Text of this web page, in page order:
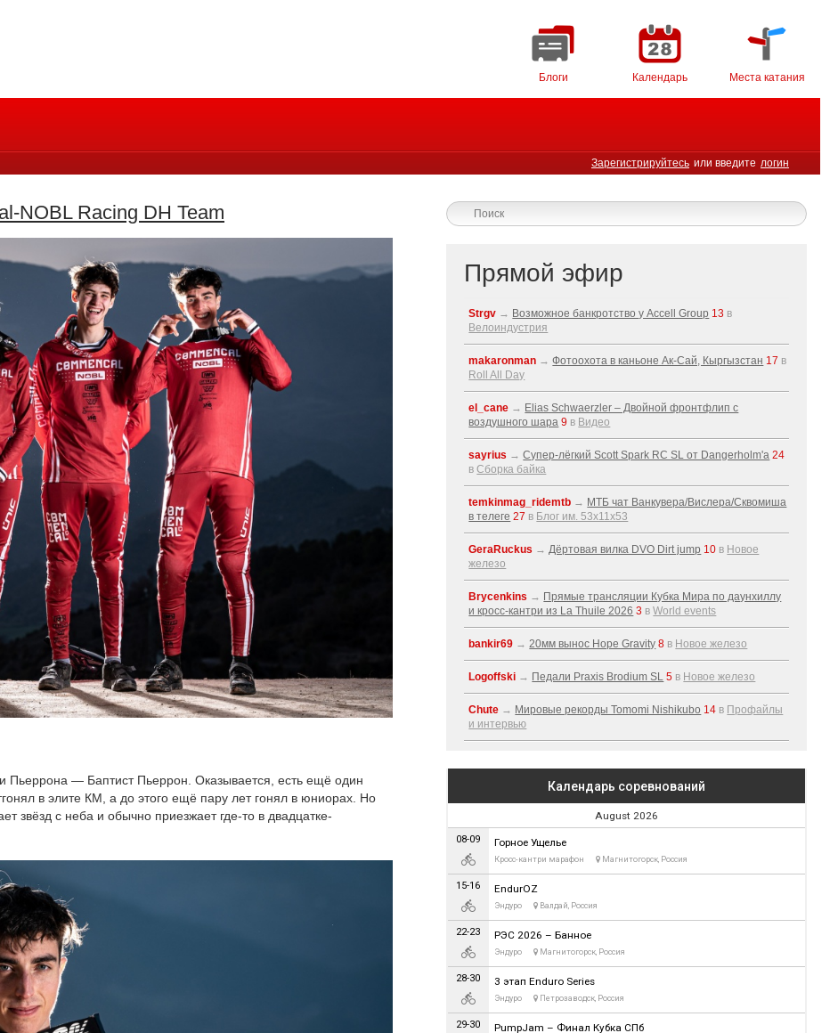
Блоги Календарь Места катания
Зарегистрируйтесь или введите логин
NOBL Racing DH Team
Пьеррона — Баптист Пьеррон. Оказывается, есть ещё один
в элите КМ, а до этого ещё пару лет гонял в юниорах. Но
звёзд с неба и обычно приезжает где-то в двадцатке-
Прямой эфир
Strgv → Возможное банкротство у Accell Group 13 в
Велоиндустрия
makaronman →Фотоохота в каньоне Ак-Cай, Кыргызстан 17 в
Roll All Day
el_cane → Elias Schwaerzler – Двойной фронтфлип с
воздушного шара 9 в Видео
sayrius →Супер-лёгкий Scott Spark RC SL от Dangerholm'a 24
вСборка байка
temkinmag_ridemtb → МТБ чат Ванкувера/Вислера/Сквомиша
в телеге 27 в Блог им. 53x11x53
GeraRuckus →Дёртовая вилка DVO Dirt jump 10 в Новое
железо
Brycenkins → Прямые трансляции Кубка Мира по даунхиллу
и кросс-кантри из La Thuile 2026 3 вWorld events
bankir69 →20мм вынос Hope Gravity 8 в Новое железо
Logoffski → Педали Praxis Brodium SL 5 в Новое железо
Chute → Мировые рекорды Tomomi Nishikubo 14 в Профайлы
и интервью